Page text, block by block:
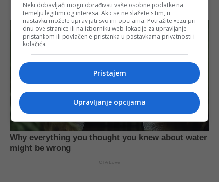
Neki dobavljači mogu obrađivati vaše osobne podatke na
temelju legitimnog interesa. Ako se ne slažete s tim, u
nastavku možete upravljati svojim opcijama. Potražite vezu pri
dnu ove stranice ili na izborniku web-lokacije za upravljanje
pristankom ili povlačenje pristanka u postavkama privatnosti i
kolačića.
Pristajem
Upravljanje opcijama